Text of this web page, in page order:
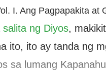
I. Ang Pagpapakita at
salita ng Diyos,
ito, ito ay tanda ng
sa lumang